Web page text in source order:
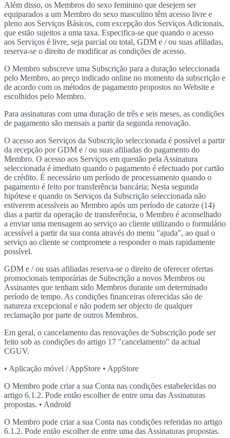
Além disso, os Membros do sexo feminino que desejem ser
equiparados a um Membro do sexo masculino têm acesso livre e
pleno aos Serviços Básicos, com excepção dos Serviços Adicionais,
que estão sujeitos a uma taxa. Especifica-se que quando o acesso
aos Serviços é livre, seja parcial ou total, GDM e / ou suas afiliadas,
reserva-se o direito de modificar as condições de acesso.
O Membro subscreve uma Subscrição para a duração seleccionada
pelo Membro, ao preço indicado online no momento da subscrição e
de acordo com os métodos de pagamento propostos no Website e
escolhidos pelo Membro.
Para assinaturas com uma duração de três e seis meses, as condições
de pagamento são mensais a partir da segunda renovação.
O acesso aos Serviços da Subscrição seleccionada é possível a partir
da recepção por GDM e / ou suas afiliadas do pagamento do
Membro. O acesso aos Serviços em questão pela Assinatura
seleccionada é imediato quando o pagamento é efectuado por cartão
de crédito. É necessário um período de processamento quando o
pagamento é feito por transferência bancária; Nesta segunda
hipótese e quando os Serviços da Subscrição seleccionada não
estiverem acessíveis ao Membro após um período de catorze (14)
dias a partir da operação de transferência, o Membro é aconselhado
a enviar uma mensagem ao serviço ao cliente utilizando o formulário
acessível a partir da sua conta através do menu "ajuda", ao qual o
serviço ao cliente se compromete a responder o mais rapidamente
possível.
GDM e / ou suas afiliadas reserva-se o direito de oferecer ofertas
promocionais temporárias de Subscrição a novos Membros ou
Assinantes que tenham sido Membros durante um determinado
período de tempo. As condições financeiras oferecidas são de
natureza excepcional e não podem ser objecto de qualquer
reclamação por parte de outros Membros.
Em geral, o cancelamento das renovações de Subscrição pode ser
feito sob as condições do artigo 17 "cancelamento" da actual
CGUV.
• Aplicação móvel / AppStore • AppStore
O Membro pode criar a sua Conta nas condições estabelecidas no
artigo 6.1.2. Pode então escolher de entre uma das Assinaturas
propostas. • Android
O Membro pode criar a sua Conta nas condições referidas no artigo
6.1.2. Pode então escolher de entre uma das Assinaturas propostas.